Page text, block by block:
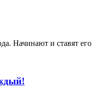
Начинают и ставят его